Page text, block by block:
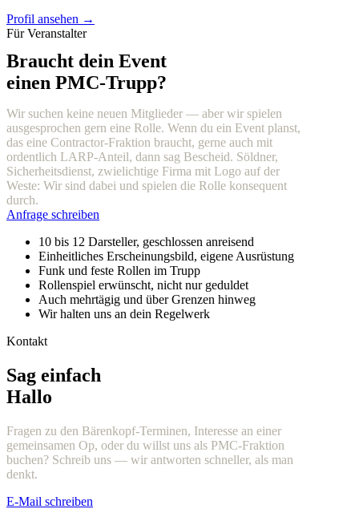
Profil ansehen →
Für Veranstalter
Braucht dein Event
einen PMC-Trupp?
Wir suchen keine neuen Mitglieder — aber wir spielen
ausgesprochen gern eine Rolle. Wenn du ein Event planst,
das eine Contractor-Fraktion braucht, gerne auch mit
ordentlich LARP-Anteil, dann sag Bescheid. Söldner,
Sicherheitsdienst, zwielichtige Firma mit Logo auf der
Weste: Wir sind dabei und spielen die Rolle konsequent
durch.
Anfrage schreiben
10 bis 12 Darsteller, geschlossen anreisend
Einheitliches Erscheinungsbild, eigene Ausrüstung
Funk und feste Rollen im Trupp
Rollenspiel erwünscht, nicht nur geduldet
Auch mehrtägig und über Grenzen hinweg
Wir halten uns an dein Regelwerk
Kontakt
Sag einfach
Hallo
Fragen zu den Bärenkopf-Terminen, Interesse an einer
gemeinsamen Op, oder du willst uns als PMC-Fraktion
buchen? Schreib uns — wir antworten schneller, als man
denkt.
E-Mail schreiben